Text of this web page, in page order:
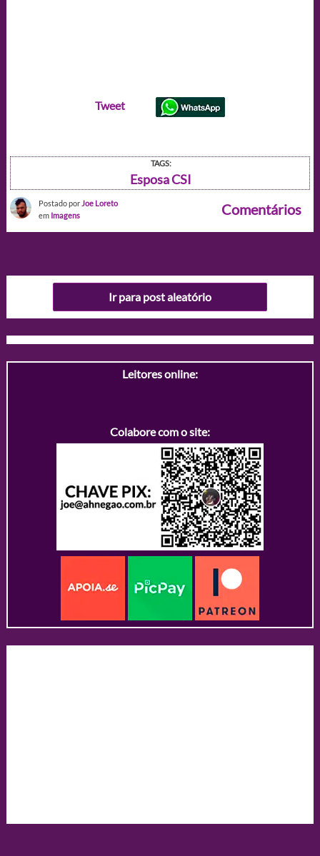
Tweet
TAGS:
Esposa CSI
Postado por Joe Loreto
em Imagens Comentários
Ir para post aleatório
Leitores online:
Colabore com o site: